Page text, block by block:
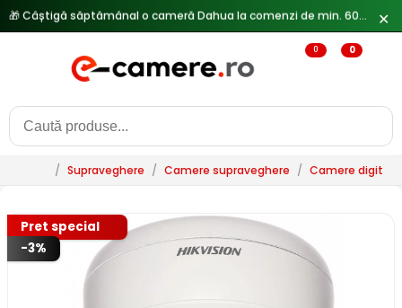
Reduceri de pana la 25% doar in luna iulie → Vezi ofertele ✕
0 0
/ Supraveghere / Camere supraveghere / Camere digitale
Pret special
-3%